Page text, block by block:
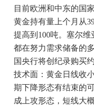
目前欧洲和中东的国
黄金持有量上个月从
提高到100吨。塞尔
都在努力需求储备的
国央行将创纪录购买
技术面：黄金日线收
期下降形态有结束的
成上攻形态，短线大